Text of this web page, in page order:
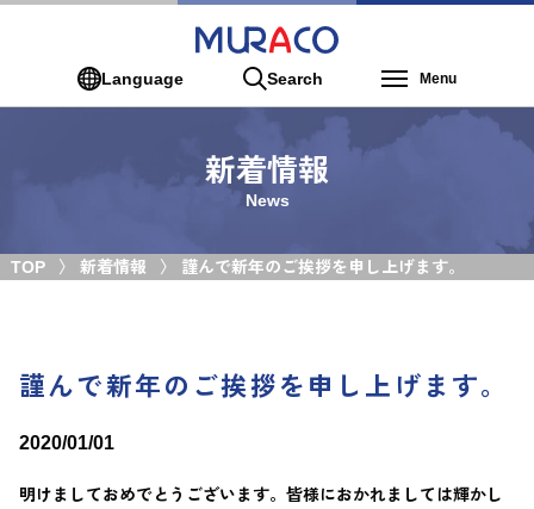
Language Search Menu
新着情報
News
TOP 新着情報 謹んで新年のご挨拶を申し上げます。
謹んで新年のご挨拶を申し上げます。
2020/01/01
明けましておめでとうございます。皆様におかれましては輝かし